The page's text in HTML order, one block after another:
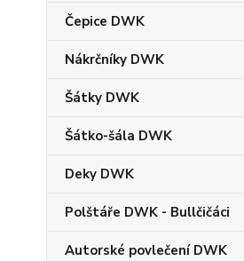
Čepice DWK
Nákrčníky DWK
Šátky DWK
Šátko-šála DWK
Deky DWK
Polštáře DWK - Bullčičáci
Autorské povlečení DWK